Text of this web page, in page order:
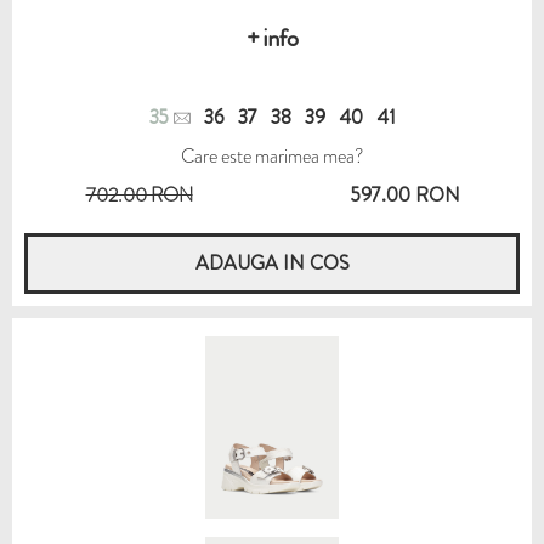
+ info
35 36 37 38 39 40 41
Care este marimea mea?
702.00 RON
597.00 RON
ADAUGA IN COS